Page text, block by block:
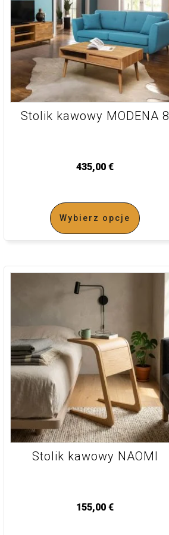
Stolik kawowy MODENA 8
435,00€
Wybierz opcje
Stolik kawowy NAOMI
155,00€